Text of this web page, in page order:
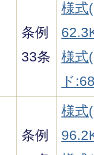
条例
33条
様式
様式
ド
条例
様式